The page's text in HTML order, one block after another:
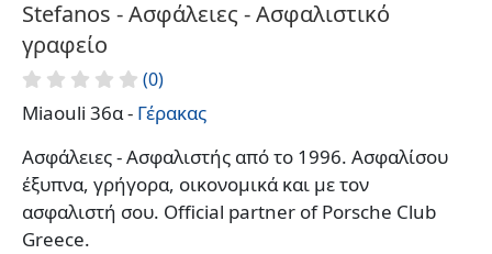
Stefanos - Ασφάλειες - Ασφαλιστικό
γραφείο
(0)
Miaouli 36α - Γέρακας
Ασφάλειες - Ασφαλιστής από το 1996. Ασφαλίσου
έξυπνα, γρήγορα, οικονομικά και με τον
ασφαλιστή σου. Official partner of Porsche Club
Greece.